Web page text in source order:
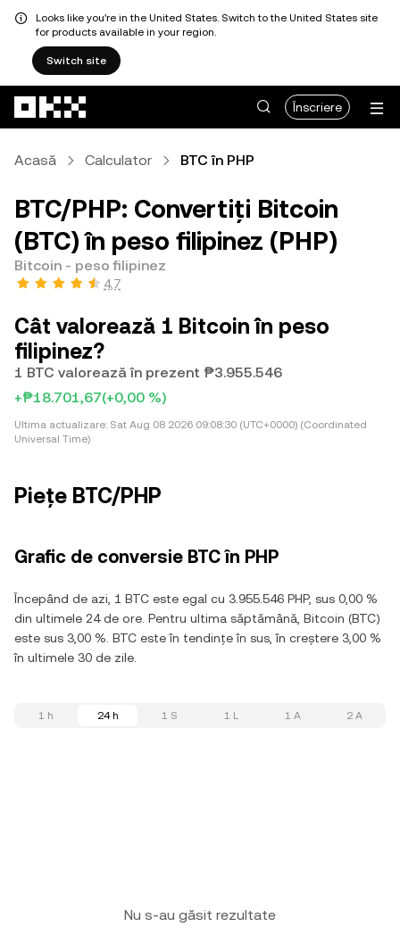
Looks like you're in the United States. Switch to the United States site
for products available in your region.
Switch site
Înscriere
Acasă Calculator BTC în PHP
BTC/PHP: Convertiți Bitcoin
(BTC) în peso filipinez (PHP)
Bitcoin - peso filipinez
4,7
Cât valorează 1 Bitcoin în peso
filipinez?
1 BTC valorează în prezent ₱3.955.546
+₱18.701,67(+0,00 %)
Ultima actualizare: Sat Aug 08 2026 09:08:30 (UTC+0000) (Coordinated
Universal Time)
Piețe BTC/PHP
Grafic de conversie BTC în PHP
Începând de azi, 1 BTC este egal cu 3.955.546 PHP, sus 0,00 %
din ultimele 24 de ore. Pentru ultima săptămână, Bitcoin (BTC)
este sus 3,00 %. BTC este în tendințe în sus, în creștere 3,00 %
în ultimele 30 de zile.
1 h 24 h 1 S 1 L 1 A 2 A
Nu s-au găsit rezultate